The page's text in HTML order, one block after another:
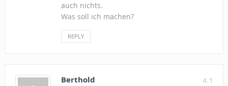
auch nichts.
Was soll ich machen?
REPLY
4.1
Berthold